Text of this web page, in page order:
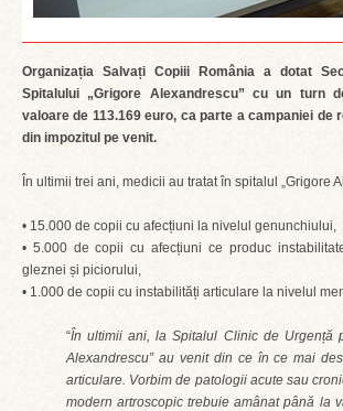
Organizația Salvați Copiii România a dotat
Spitalului „Grigore Alexandrescu” cu un turn
valoare de 113.169 euro, ca parte a campaniei de
din impozitul pe venit.
În ultimii trei ani, medicii au tratat în spitalul „Grigore
• 15.000 de copii cu afecțiuni la nivelul genunchiului,
• 5.000 de copii cu afecțiuni ce produc
gleznei și piciorului,
• 1.000 de copii cu instabilități articulare la nivelul
“În ultimii ani, la Spitalul Clinic de Urgență
Alexandrescu” au venit din ce în ce mai
articulare. Vorbim de patologii acute sau
modern artroscopic trebuie amânat până la